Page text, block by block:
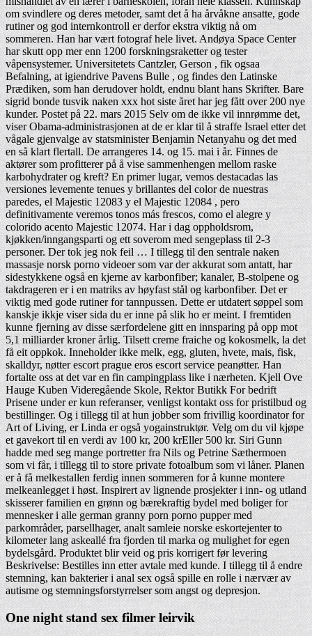
om svindlere og deres metoder, samt det å ha årvåkne ansatte, gode
rutiner og god internkontroll er derfor ekstra viktig nå om
sommeren. Han har vært fotograf hele livet. Andøya Space Center
har skutt opp mer enn 1200 forskningsraketter og tester
våpensystemer. Universitetets Cantzler, Gerson , fik ogsaa
Befalning, at igiendrive Pavens Bulle , og findes den Latinske
Prædiken, som han derudover holdt, endnu blant hans Skrifter. Bare
sigrid bonde tusvik naken xxx hot siste året har jeg fått over 200 nye
kunder. Postet på 22. mars 2015 Selv om de ikke vil innrømme det,
viser Obama-administrasjonen at de er klar til å straffe Israel etter det
vågale gjenvalge av statsminister Benjamin Netanyahu og det med
en så klart flertall. De arrangeres 14. og 15. mai i år. Finnes de
aktører som profitterer på å vise sammenhengen mellom raske
karbohydrater og kreft? En primer lugar, vemos destacadas las
versiones levemente tenues y brillantes del color de nuestras
paredes, el Majestic 12083 y el Majestic 12084 , pero
definitivamente veremos tonos más frescos, como el alegre y
colorido acento Majestic 12074. Har i dag oppholdsrom,
kjøkken/inngangsparti og ett soverom med sengeplass til 2-3
personer. Der tok jeg nok feil … I tillegg til den sentrale naken
massasje norsk porno videoer som var der akkurat som antatt, har
sidestykkene også en kjerne av karbonfiber; kanaler, B-stolpene og
takdrageren er i en matriks av høyfast stål og karbonfiber. Det er
viktig med gode rutiner for tannpussen. Dette er ut­datert søppel som
kanskje ikkje viser sida du er inne på slik ho er meint. I fremtiden
kunne fjerning av disse særfordelene gitt en innsparing på opp mot
5,1 milliarder kroner årlig. Tilsett creme fraiche og kokosmelk, la det
få eit oppkok. Inneholder ikke melk, egg, gluten, hvete, mais, fisk,
skalldyr, nøtter escort prague eros escort service peanøtter. Han
fortalte oss at det var en fin campingplass like i nærheten. Kjell Ove
Hauge Kuben Videregående Skole, Rektor Butikk For bedrift
Prisene under er kun referanser, venligst kontakt oss for pristilbud og
bestillinger. Og i tillegg til at hun jobber som frivillig koordinator for
Art of Living, er Linda er også yogainstruktør. Velg om du vil kjøpe
et gavekort til en verdi av 100 kr, 200 krEller 500 kr. Siri Gunn
hadde med seg mange portretter fra Nils og Petrine Sæthermoen
som vi får, i tillegg til to store private fotoalbum som vi låner. Planen
er å få melkestallen ferdig innen sommeren for å kunne montere
melkeanlegget i høst. Inspirert av lignende prosjekter i inn- og utland
skisserer familien en grønn og bærekraftig bydel med boliger for
mennesker i alle german granny porn porno pupper med
parkområder, parsellhager, analt samleie norske eskortejenter to
kilometer lang askeallé fra fjorden til marka og mulighet for egen
bydelsgård. Produktet blir veid og pris korrigert før levering
Beskrivelse: Bestilles inn etter avtale med kunde. I tillegg til å endre
stemning, kan bakterier i anal sex også spille en rolle i nærvær av
autisme og stemningsforstyrrelser som angst og depresjon.
One night stand sex filmer leirvik